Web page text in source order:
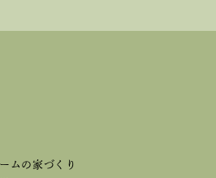
ムの家づくり